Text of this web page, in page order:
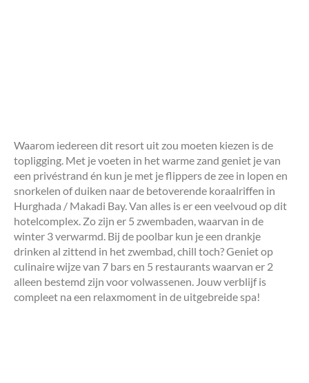
Waarom iedereen dit resort uit zou moeten kiezen is de
topligging. Met je voeten in het warme zand geniet je van
een privéstrand én kun je met je flippers de zee in lopen en
snorkelen of duiken naar de betoverende koraalriffen in
Hurghada / Makadi Bay. Van alles is er een veelvoud op dit
hotelcomplex. Zo zijn er 5 zwembaden, waarvan in de
winter 3 verwarmd. Bij de poolbar kun je een drankje
drinken al zittend in het zwembad, chill toch? Geniet op
culinaire wijze van 7 bars en 5 restaurants waarvan er 2
alleen bestemd zijn voor volwassenen. Jouw verblijf is
compleet na een relaxmoment in de uitgebreide spa!